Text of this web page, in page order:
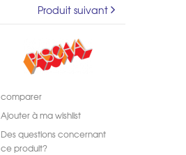
Produit suivant
comparer
Ajouter à ma wishlist
Des questions concernant
ce produit?